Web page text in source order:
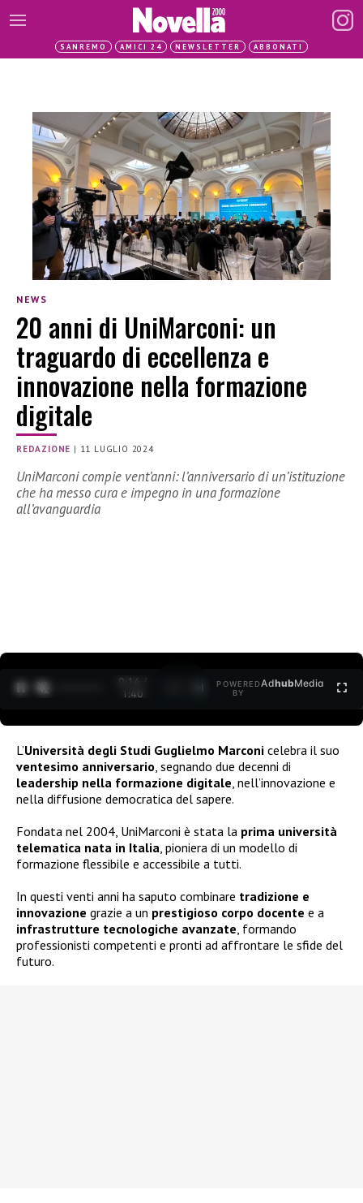
SANREMO AMICI 24 NEWSLETTER ABBONATI
NEWS
20 anni di UniMarconi: un
traguardo di eccellenza e
innovazione nella formazione
digitale
REDAZIONE | 11 LUGLIO 2024
UniMarconi compie vent’anni: l’anniversario di un’istituzione
che ha messo cura e impegno in una formazione
all’avanguardia
0:15 /
1:40
POWERED
BY
AdhubMedia
L’Università degli Studi Guglielmo Marconi celebra il suo
ventesimo anniversario , segnando due decenni di
leadership nella formazione digitale , nell’innovazione e
nella diffusione democratica del sapere.
Fondata nel 2004, UniMarconi è stata la prima università
telematica nata in Italia , pioniera di un modello di
formazione flessibile e accessibile a tutti.
In questi venti anni ha saputo combinare tradizione e
innovazione grazie a un prestigioso corpo docente e a
infrastrutture tecnologiche avanzate , formando
professionisti competenti e pronti ad affrontare le sfide del
futuro.